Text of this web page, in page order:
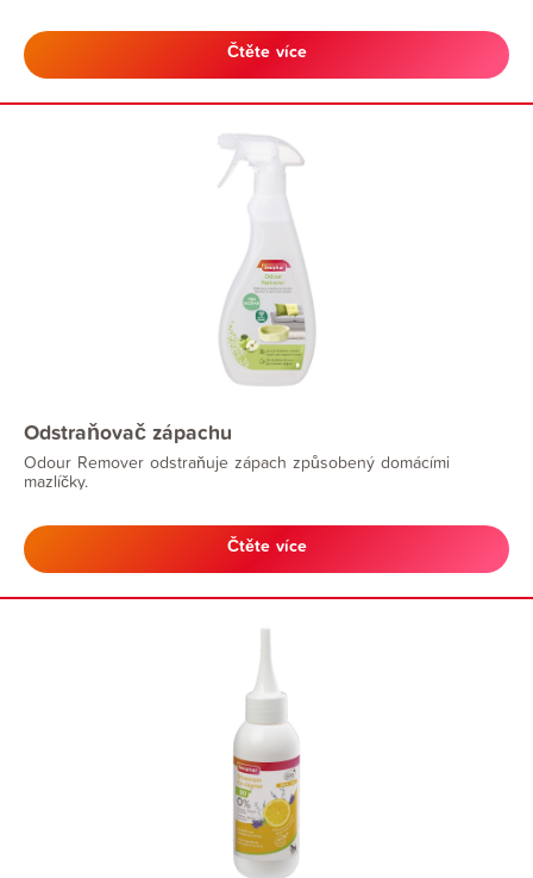
Čtěte více
Odstraňovač zápachu
Odour Remover odstraňuje zápach způsobený domácími
mazlíčky.
Čtěte více